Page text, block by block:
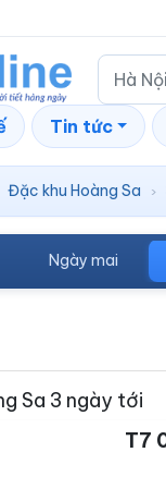
Tin tức
Đặc khu Hoàng Sa ›
Ngày mai
Sa 3 ngày tới
T7